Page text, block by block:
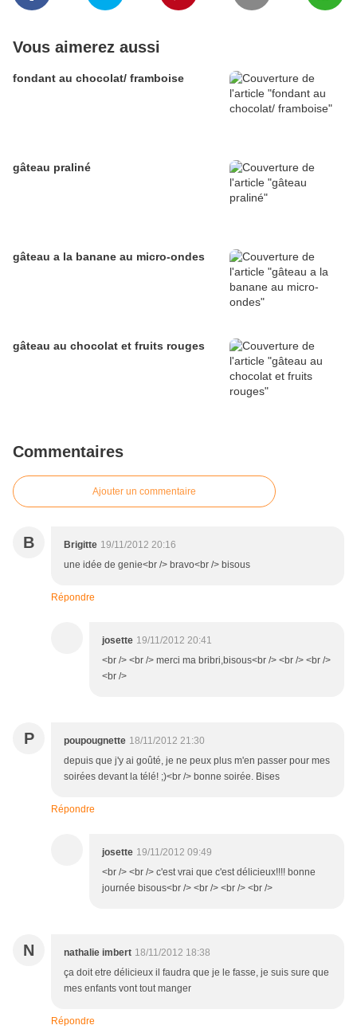
Vous aimerez aussi
fondant au chocolat/ framboise
gâteau praliné
gâteau a la banane au micro-ondes
gâteau au chocolat et fruits rouges
Commentaires
Ajouter un commentaire
B Brigitte 19/11/2012 20:16
une idée de genie<br /> bravo<br /> bisous
Répondre
josette 19/11/2012 20:41
<br /> <br /> merci ma bribri,bisous<br /> <br /> <br />
<br />
P poupougnette 18/11/2012 21:30
depuis que j'y ai goûté, je ne peux plus m'en passer pour mes
soirées devant la télé! ;)<br /> bonne soirée. Bises
Répondre
josette 19/11/2012 09:49
<br /> <br /> c'est vrai que c'est délicieux!!!! bonne
journée bisous<br /> <br /> <br /> <br />
N nathalie imbert 18/11/2012 18:38
ça doit etre délicieux il faudra que je le fasse, je suis sure que
mes enfants vont tout manger
Répondre